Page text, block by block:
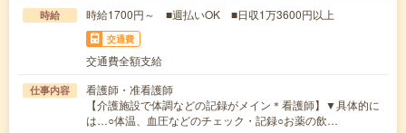
時給 時給1700円～ ■週払いOK ■日収1万3600円以上
交通費
交通費全額支給
仕事内容
看護師・准看護師
【介護施設で体調などの記録がメイン＊看護師】▼具体的に
は…○体温、血圧などのチェック・記録○お薬の飲…